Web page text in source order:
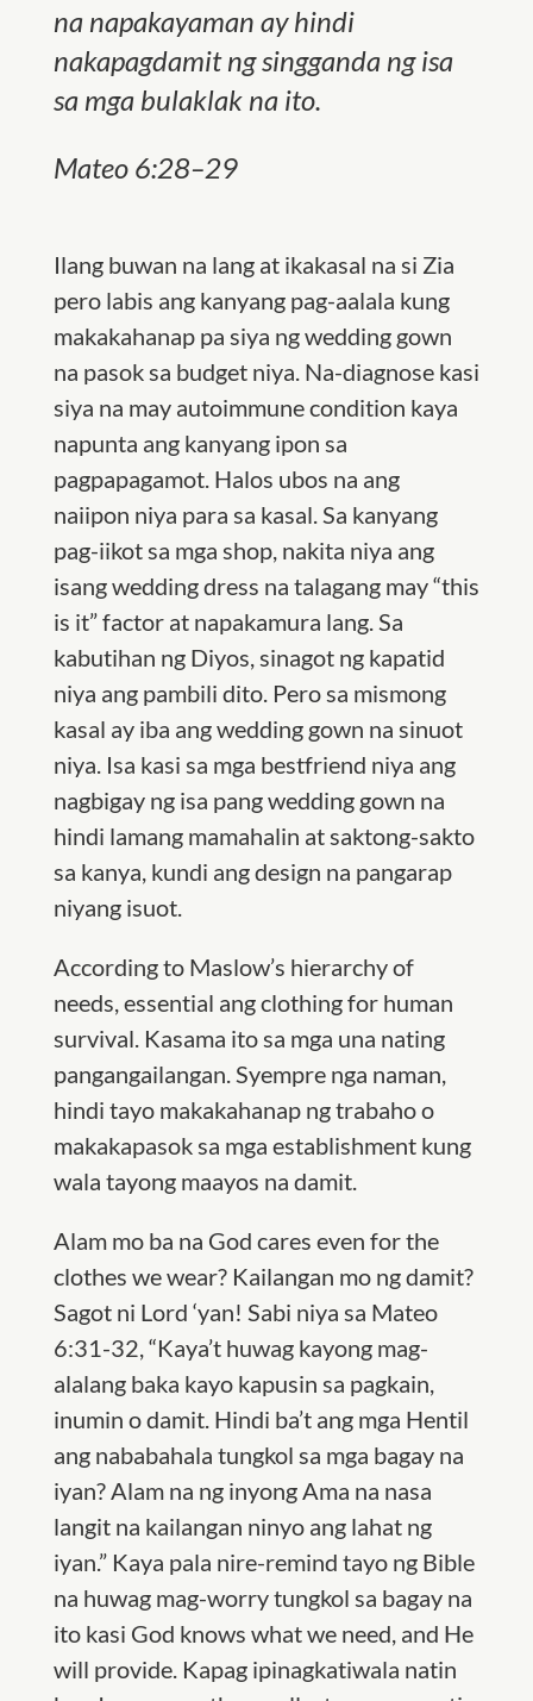
na napakayaman ay hindi
nakapagdamit ng singganda ng isa
sa mga bulaklak na ito.
Mateo 6:28–29
Ilang buwan na lang at ikakasal na si Zia
pero labis ang kanyang pag-aalala kung
makakahanap pa siya ng wedding gown
na pasok sa budget niya. Na-diagnose kasi
siya na may autoimmune condition kaya
napunta ang kanyang ipon sa
pagpapagamot. Halos ubos na ang
naiipon niya para sa kasal. Sa kanyang
pag-iikot sa mga shop, nakita niya ang
isang wedding dress na talagang may “this
is it” factor at napakamura lang. Sa
kabutihan ng Diyos, sinagot ng kapatid
niya ang pambili dito. Pero sa mismong
kasal ay iba ang wedding gown na sinuot
niya. Isa kasi sa mga bestfriend niya ang
nagbigay ng isa pang wedding gown na
hindi lamang mamahalin at saktong-sakto
sa kanya, kundi ang design na pangarap
niyang isuot.
According to Maslow’s hierarchy of
needs, essential ang clothing for human
survival. Kasama ito sa mga una nating
pangangailangan. Syempre nga naman,
hindi tayo makakahanap ng trabaho o
makakapasok sa mga establishment kung
wala tayong maayos na damit.
Alam mo ba na God cares even for the
clothes we wear? Kailangan mo ng damit?
Sagot ni Lord ‘yan! Sabi niya sa Mateo
6:31-32, “Kaya’t huwag kayong mag-
alalang baka kayo kapusin sa pagkain,
inumin o damit. Hindi ba’t ang mga Hentil
ang nababahala tungkol sa mga bagay na
iyan? Alam na ng inyong Ama na nasa
langit na kailangan ninyo ang lahat ng
iyan.” Kaya pala nire-remind tayo ng Bible
na huwag mag-worry tungkol sa bagay na
ito kasi God knows what we need, and He
will provide. Kapag ipinagkatiwala natin